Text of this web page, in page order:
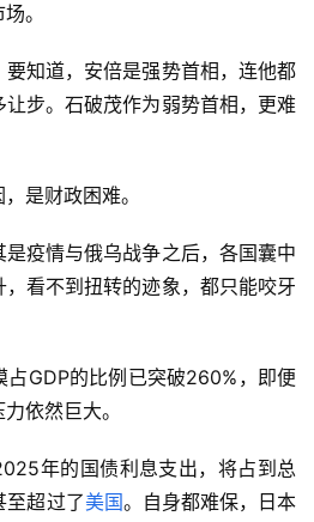
。
知道，安倍是强势首相，连他都
步。石破茂作为弱势首相，更难
是财政困难。
疫情与俄乌战争之后，各国囊中
看不到扭转的迹象，都只能咬牙
占GDP的比例已突破260%，即便
依然巨大。
年的国债利息支出，将占到总
至超过了美国。自身都难保，日本